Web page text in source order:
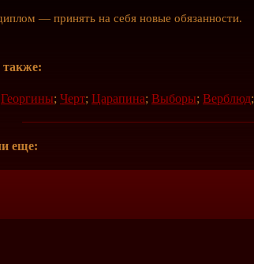
— принять на себя новые обязанности.
Георгины; Черт; Царапина; Выборы; Верблюд;
еще: